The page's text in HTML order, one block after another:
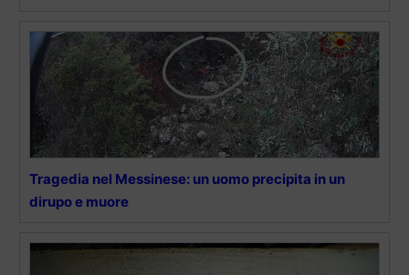
Tragedia nel Messinese: un uomo precipita in un
dirupo e muore